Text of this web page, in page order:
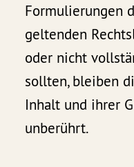
Formulierungen
geltenden
oder nicht
sollten, bleiben
Inhalt und ihrer
unberührt.